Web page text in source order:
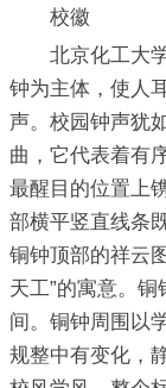
校徽
北京化工大学
钟为主体，使人
声。校园钟声犹
曲，它代表着有
最醒目的位置上
部横平竖直线条
铜钟顶部的祥云
天工”的寓意。铜
间。铜钟周围以
规整中有变化，